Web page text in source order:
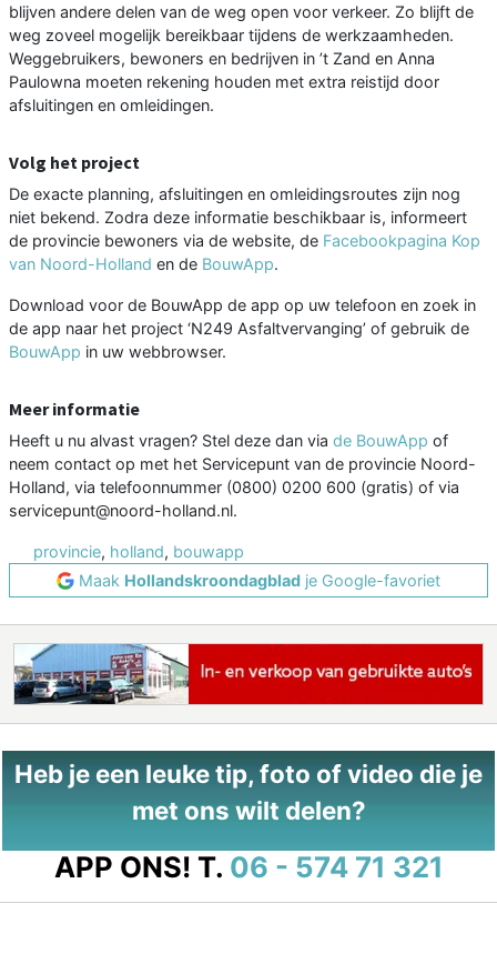
blijven andere delen van de weg open voor verkeer. Zo blijft de
weg zoveel mogelijk bereikbaar tijdens de werkzaamheden.
Weggebruikers, bewoners en bedrijven in ’t Zand en Anna
Paulowna moeten rekening houden met extra reistijd door
afsluitingen en omleidingen.
Volg het project
De exacte planning, afsluitingen en omleidingsroutes zijn nog
niet bekend. Zodra deze informatie beschikbaar is, informeert
de provincie bewoners via de website, de Facebookpagina Kop
van Noord-Holland en de BouwApp.
Download voor de BouwApp de app op uw telefoon en zoek in
de app naar het project ‘N249 Asfaltvervanging’ of gebruik de
BouwApp in uw webbrowser.
Meer informatie
Heeft u nu alvast vragen? Stel deze dan via de BouwApp of
neem contact op met het Servicepunt van de provincie Noord-
Holland, via telefoonnummer (0800) 0200 600 (gratis) of via
servicepunt@noord-holland.nl.
provincie, holland, bouwapp
Maak Hollandskroondagblad je Google-favoriet
Heb je een leuke tip, foto of video die je
met ons wilt delen?
APP ONS! T. 06 - 574 71 321